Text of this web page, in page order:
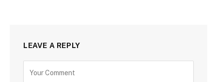
LEAVE A REPLY